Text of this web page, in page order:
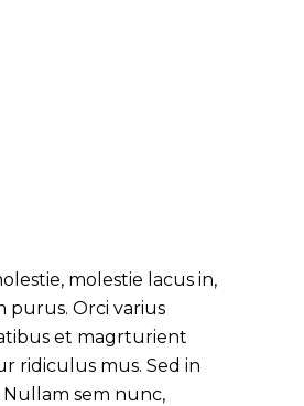
molestie lacus in,
purus. Orci varius
et magrturient
ridiculus mus. Sed in
Nullam sem nunc,